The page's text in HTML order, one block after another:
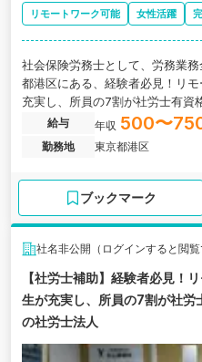
リモートワーク可能 女性活躍
社会保険労務士として、労務業
都港区にある、経験者必見！リ
充実し、所員の7割が社労士有資
人の求人です。
給与 年収 500〜
勤務地
東京都港区
ブックマーク
社名非公開（ログインすると閲覧
【社労士補助】経験者必見！
生が充実し、所員の7割が社労
の社労士法人